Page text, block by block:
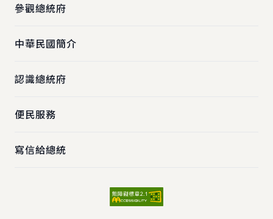
參觀總統府
中華民國簡介
認識總統府
便民服務
寫信給總統